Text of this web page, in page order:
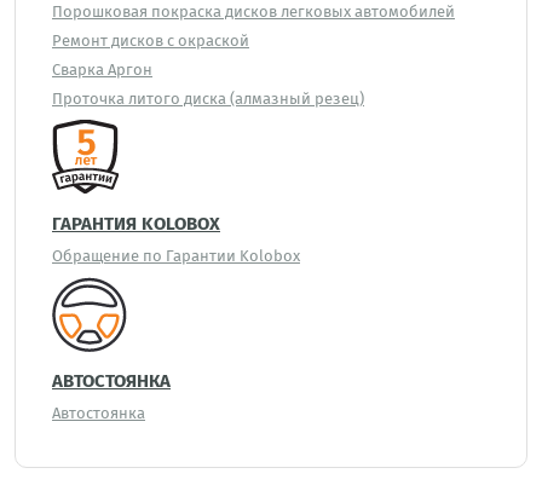
Порошковая покраска дисков легковых автомобилей
Ремонт дисков с окраской
Сварка Аргон
Проточка литого диска (алмазный резец)
ГАРАНТИЯ KOLOBOX
Обращение по Гарантии Kolobox
АВТОСТОЯНКА
Автостоянка